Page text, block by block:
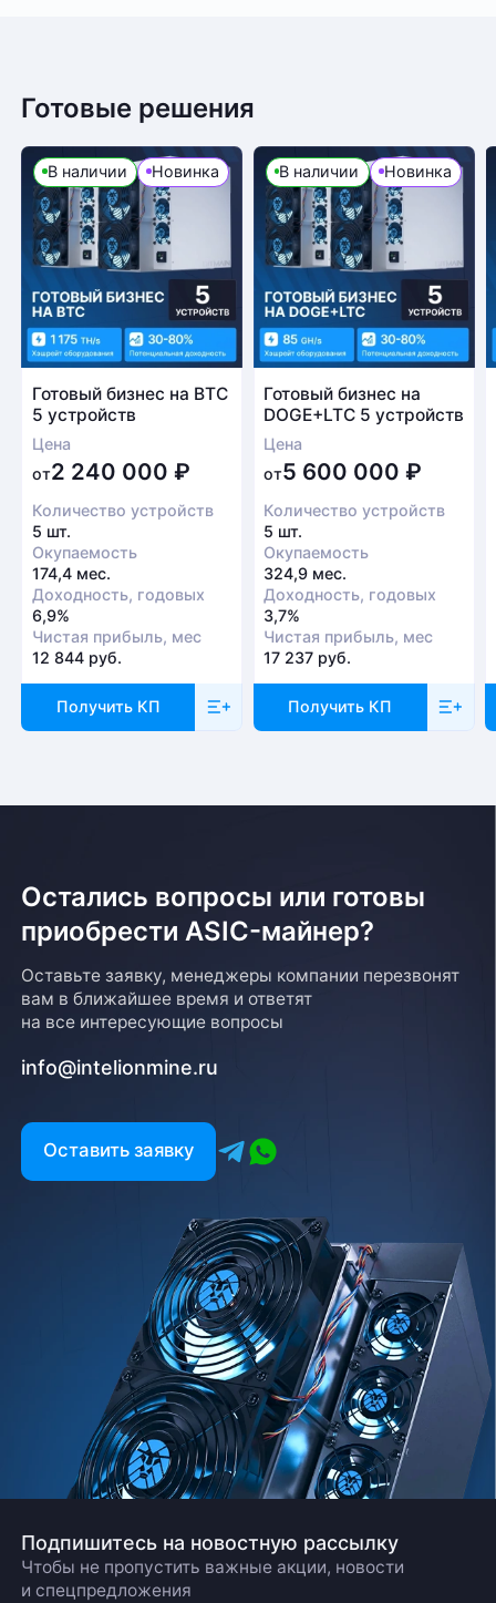
Готовые решения
В наличии Новинка
Готовый бизнес на BTC
5 устройств
Цена
от2 240 000 ₽
Количество устройств
5 шт.
Окупаемость
174,4 мес.
Доходность, годовых
6,9%
Чистая прибыль, мес
12 844 руб.
Получить КП
В наличии Новинка
Готовый бизнес на
DOGE+LTC 5 устройств
Цена
от5 600 000₽
Количество устройств
5 шт.
Окупаемость
324,9 мес.
Доходность, годовых
3,7%
Чистая прибыль, мес
17 237 руб.
Получить КП
Остались вопросы или готовы
приобрести ASIC-майнер?
Оставьте заявку, менеджеры компании перезвонят
вам в ближайшее время и ответят
на все интересующие вопросы
info@intelionmine.ru
Оставить заявку
Подпишитесь на новостную рассылку
Чтобы не пропустить важные акции, новости
и спецпредложения